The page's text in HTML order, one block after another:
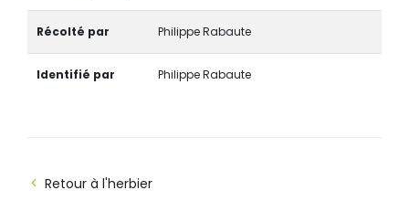
Récolté par Philippe Rabaute
Identifié par Philippe Rabaute
Retour à l'herbier